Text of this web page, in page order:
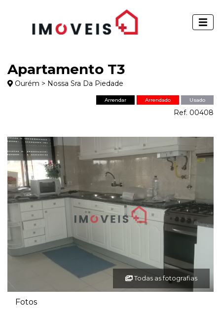
Apartamento T3
Ourém > Nossa Sra Da Piedade
Arrendar Arrendado Usado
Ref. 00408
Todas as fotografias
Fotos